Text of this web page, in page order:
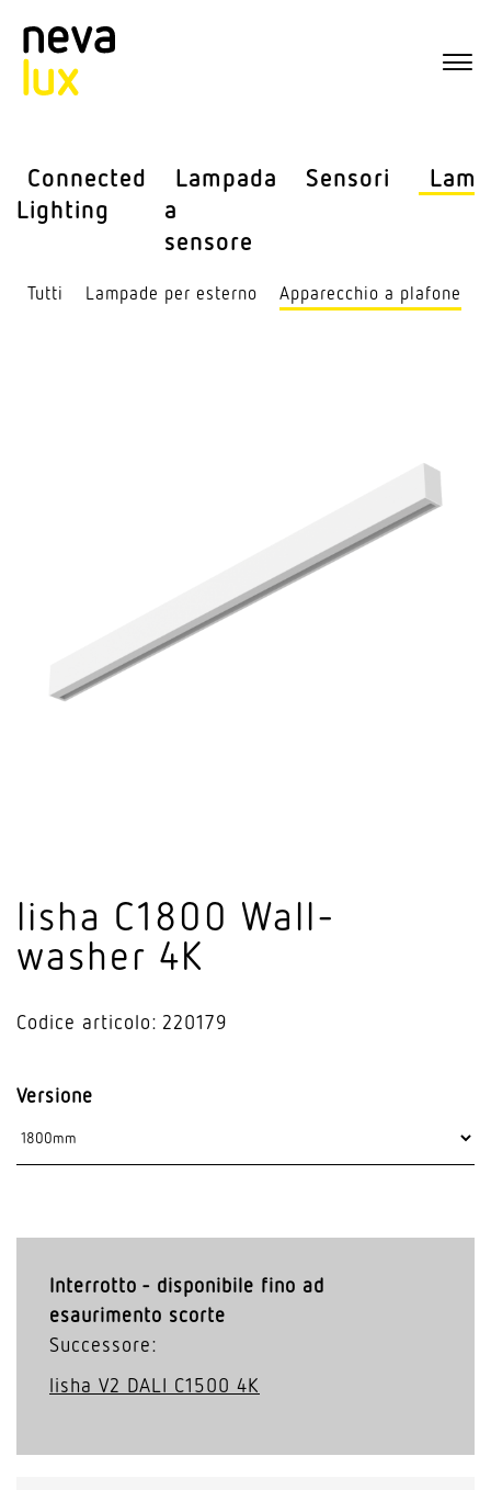
Connected
Lighting
Lampada
a
sensore
Sensori
Tutti Lampade per esterno Appa­recchio a plafone
lisha C1800 Wall­
washer 4K
Codice articolo: 220179
Versione
Interrotto - disponibile fino ad
esaurimento scorte
Successore:
lisha V2 DALI C1500 4K